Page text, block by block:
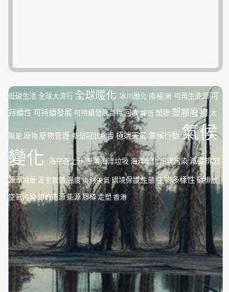
低碳生活 全球大流行 全球暖化 冰川融化 南極洲 可再生能源可
持續性 可持續發展 可持續發展目標回收報告 塑膠 塑膠廢物太
陽能廢物廢物管理新型冠狀病毒極端天氣 氣候行動氣候
變化
海平面上升海洋海洋垃圾 海洋暖化海洋污染減碳排放
源頭減廢溫室氣體溫度炎熱天氣 環境保護生態生物多樣性碳排放
空氣污染節約能源能源膠樽走塑 香港